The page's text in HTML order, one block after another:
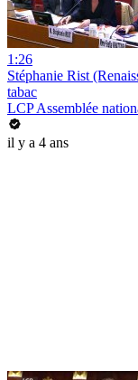
1:26
Stéphanie Rist
tabac
LCP Assemblée
il y a 4 ans